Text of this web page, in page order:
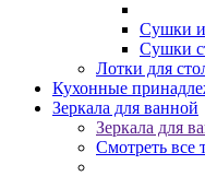
Сушки
Сушки
Лотки для
Кухонные
Зеркала для ванной
Зеркала для
Смотреть все